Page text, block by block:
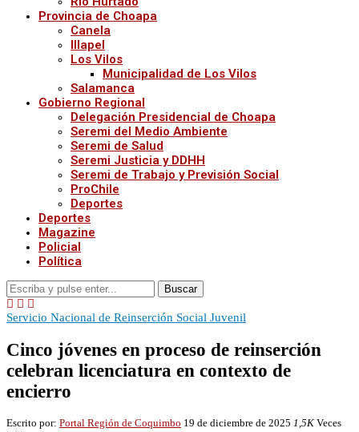
Provincia de Choapa
Canela
Illapel
Los Vilos
Municipalidad de Los Vilos
Salamanca
Gobierno Regional
Delegación Presidencial de Choapa
Seremi del Medio Ambiente
Seremi de Salud
Seremi Justicia y DDHH
Seremi de Trabajo y Previsión Social
ProChile
Deportes
Deportes
Magazine
Policial
Política
Buscar
Servicio Nacional de Reinserción Social Juvenil
Cinco jóvenes en proceso de reinserción
celebran licenciatura en contexto de
encierro
Escrito por: Portal Región de Coquimbo 19 de diciembre de 2025 1,5K Veces